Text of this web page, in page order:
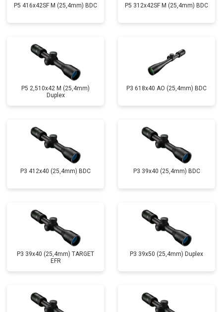
P5 416x42SF M (25,4mm) BDC P5 312x42SF M (25,4mm) BDC
P5 2,510x42 M (25,4mm)
Duplex
P3 618x40 AO (25,4mm) BDC
P3 412x40 (25,4mm) BDC P3 39x40 (25,4mm) BDC
P3 39x40 (25,4mm) TARGET
EFR
P3 39x50 (25,4mm) Duplex